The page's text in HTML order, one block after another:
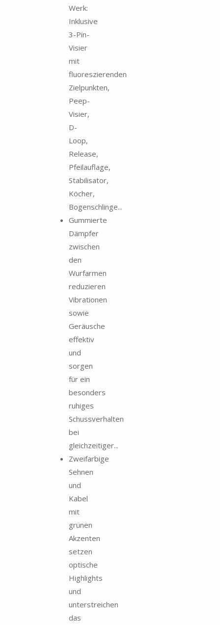
Werk:
Inklusive
3-Pin-
Visier
mit
fluoreszierenden
Zielpunkten,
Peep-
Visier,
D-
Loop,
Release,
Pfeilauflage,
Stabilisator,
Köcher,
Bogenschlinge...
Gummierte
Dämpfer
zwischen
den
Wurfarmen
reduzieren
Vibrationen
sowie
Geräusche
effektiv
und
sorgen
für ein
besonders
ruhiges
Schussverhalten
bei
gleichzeitiger...
Zweifarbige
Sehnen
und
Kabel
mit
grünen
Akzenten
setzen
optische
Highlights
und
unterstreichen
das